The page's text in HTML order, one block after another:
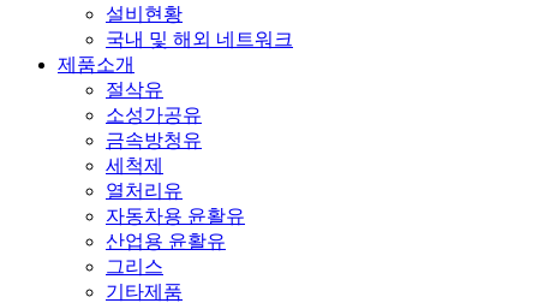
설비현황
국내 및 해외 네트워크
제품소개
절삭유
소성가공유
금속방청유
세척제
열처리유
자동차용 윤활유
산업용 윤활유
그리스
기타제품